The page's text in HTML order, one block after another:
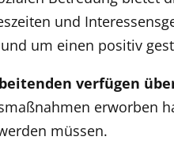
und
um einen positiv
verfügen
erworben
müssen.